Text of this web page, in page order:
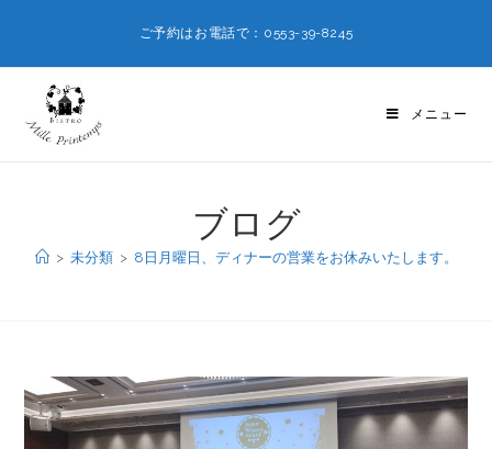
ご予約はお電話で：0553-39-8245
メニュー
ブログ
> 未分類 > 8日月曜日、ディナーの営業をお休みいたします。